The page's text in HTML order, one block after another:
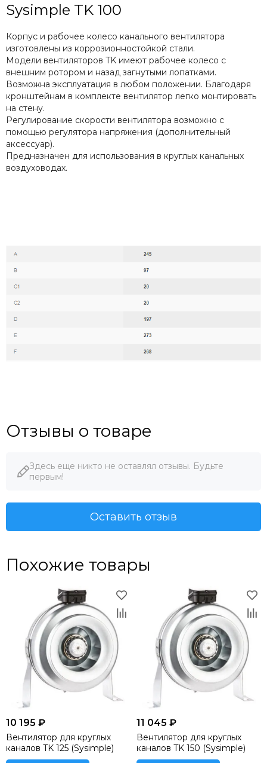
Sysimple TK 100
Корпус и рабочее колесо канального вентилятора
изготовлены из коррозионностойкой стали.
Модели вентиляторов TK имеют рабочее колесо с
внешним ротором и назад загнутыми лопатками.
Возможна эксплуатация в любом положении. Благодаря
кронштейнам в комплекте вентилятор легко монтировать
на стену.
Регулирование скорости вентилятора возможно с
помощью регулятора напряжения (дополнительный
аксессуар).
Предназначен для использования в круглых канальных
воздуховодах.
Отзывы о товаре
Здесь еще никто не оставлял отзывы. Будьте
первым!
Оставить отзыв
Похожие товары
10 195 ₽
Вентилятор для круглых
каналов TK 125 (Sysimple)
11 045 ₽
Вентилятор для круглых
каналов TK 150 (Sysimple)